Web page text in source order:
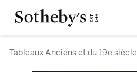
Tableaux Anciens et du 19e siècle